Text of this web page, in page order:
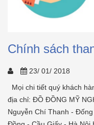
Chính sách
23/ 01/ 2018
Mọi chi tiết quý khách
địa chỉ: ĐỒ ĐỒNG MỸ
Nguyễn Chí Thanh -